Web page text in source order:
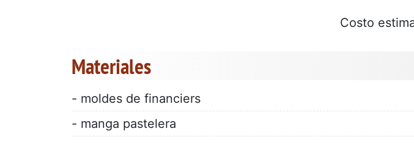
Costo
Materiales
- moldes de financiers
- manga pastelera